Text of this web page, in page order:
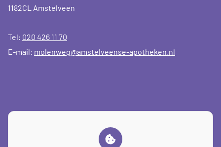
1182CL Amstelveen
Tel: 020 426 11 70
E-mail: molenweg@amstelveense-apotheken.nl